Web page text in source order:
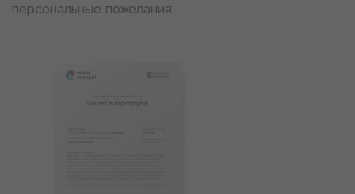
персональные пожелания